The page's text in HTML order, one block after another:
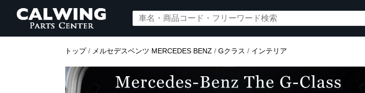
トップ/ メルセデスベンツ MERCEDES BENZ / Gクラス / インテリア